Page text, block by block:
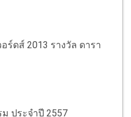
ร์ดส์ 2013 รางวัล ดารา
ประจำปี 2557